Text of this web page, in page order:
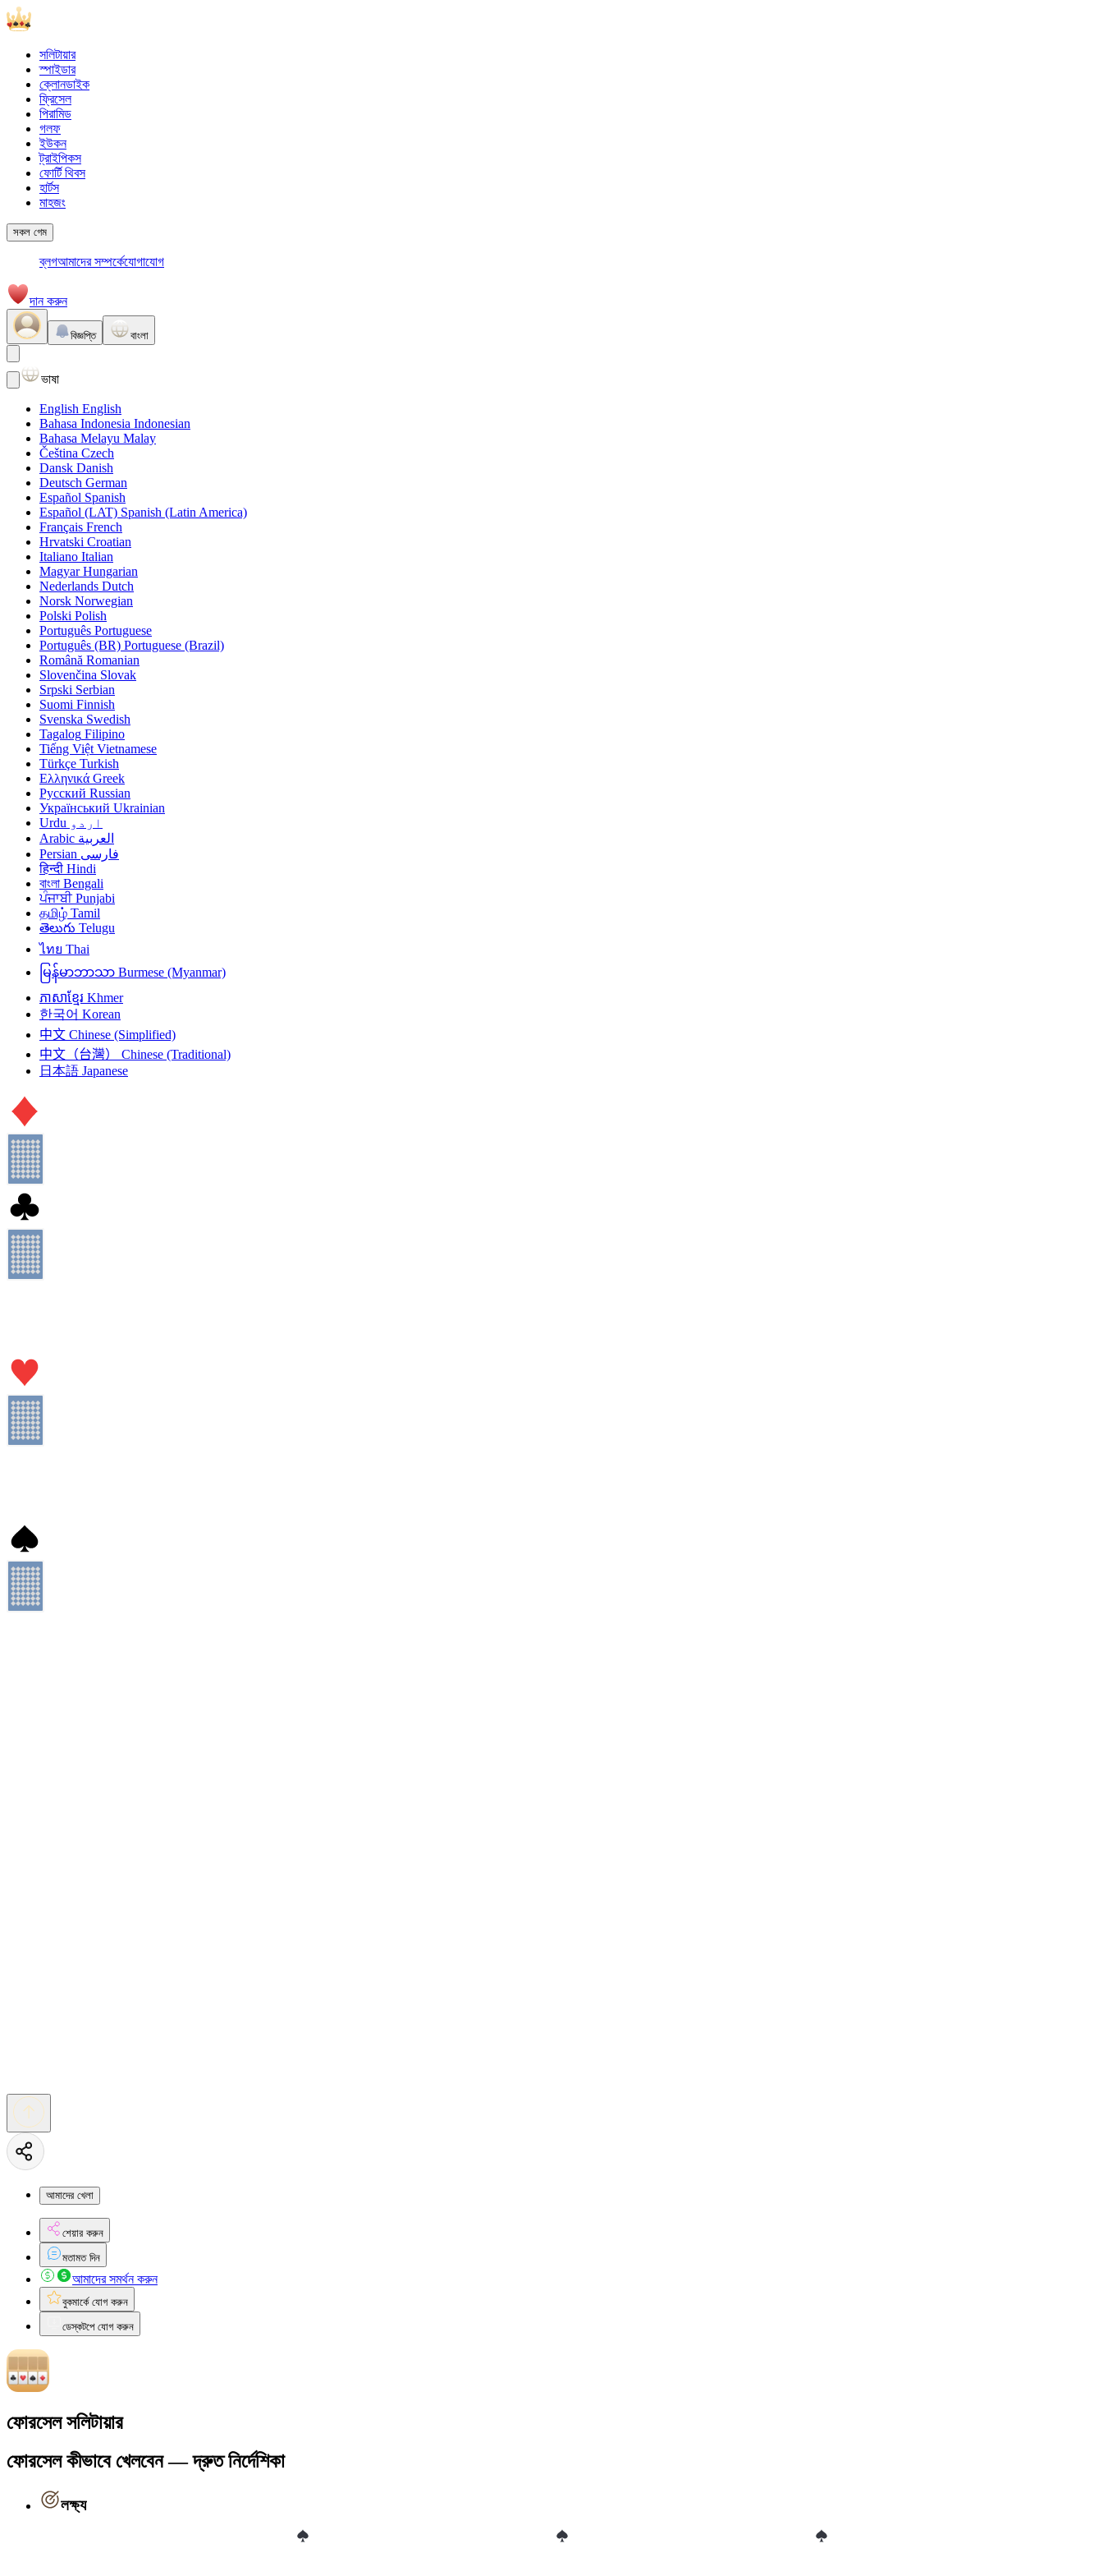
সলিটায়ার
স্পাইডার
ক্লোনডাইক
ফ্রিসেল
পিরামিড
গলফ
ইউকন
ট্রাইপিকস
ফোর্টি থিবস
হার্টস
মাহজং
সকল গেম
ব্লগআমাদের সম্পর্কেযোগাযোগ
দান করুন
বিজ্ঞপ্তি বাংলা
ভাষা
English English
Bahasa Indonesia Indonesian
Bahasa Melayu Malay
Čeština Czech
Dansk Danish
Deutsch German
Español Spanish
Español (LAT) Spanish (Latin America)
Français French
Hrvatski Croatian
Italiano Italian
Magyar Hungarian
Nederlands Dutch
Norsk Norwegian
Polski Polish
Português Portuguese
Português (BR) Portuguese (Brazil)
Română Romanian
Slovenčina Slovak
Srpski Serbian
Suomi Finnish
Svenska Swedish
Tagalog Filipino
Tiếng Việt Vietnamese
Türkçe Turkish
Ελληνικά Greek
Русский Russian
Український Ukrainian
اردو Urdu
العربية Arabic
فارسی Persian
हिन्दी Hindi
বাংলা Bengali
ਪੰਜਾਬੀ Punjabi
தமிழ் Tamil
తెలుగు Telugu
ไทย Thai
မြန်မာဘာသာ Burmese (Myanmar)
ភាសាខ្មែរ Khmer
한국어 Korean
中文 Chinese (Simplified)
中文（台灣）
Chinese (Traditional)
日本語 Japanese
আমাদের খেলা
শেয়ার করুন
মতামত দিন
আমাদের সমর্থন করুন
বুকমার্কে যোগ করুন
ডেস্কটপে যোগ করুন
ফোরসেল সলিটায়ার
ফোরসেল কীভাবে খেলবেন — দ্রুত নির্দেশিকা
লক্ষ্য